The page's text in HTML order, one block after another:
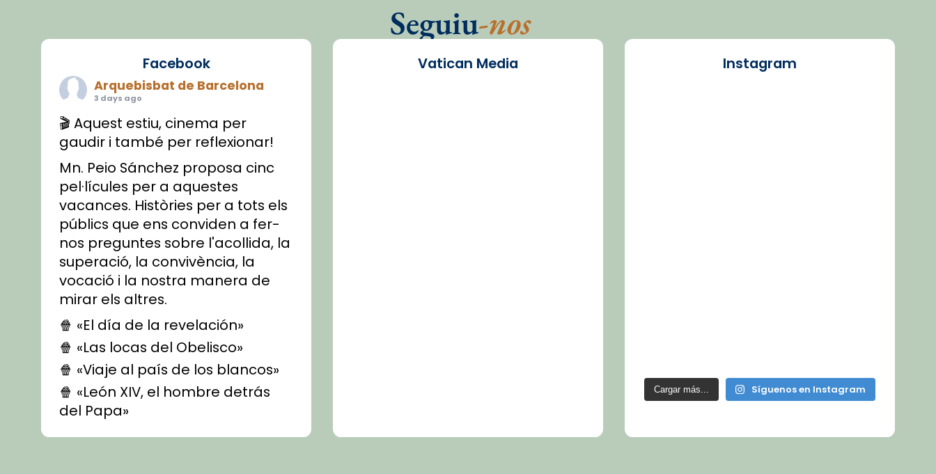
Seguiu-nos
Facebook
Arquebisbat de Barcelona
3 days ago
🎬 Aquest estiu, cinema per
gaudir i també per reflexionar!
Mn. Peio Sánchez proposa cinc
pel·lícules per a aquestes
vacances. Històries per a tots els
públics que ens conviden a fer-
nos preguntes sobre l'acollida, la
superació, la convivència, la
vocació i la nostra manera de
mirar els altres.
🍿 «El día de la revelación»
🍿 «Las locas del Obelisco»
🍿 «Viaje al país de los blancos»
🍿 «León XIV, el hombre detrás
del Papa»
🍿 «Las ovejas detectives»
Vatican Media Instagram
Cargar más... Síguenos en Instagram